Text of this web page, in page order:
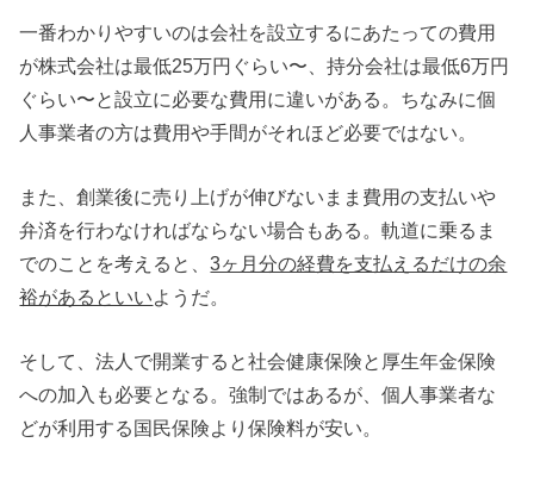
一番わかりやすいのは会社を設立するにあたっての費用
が株式会社は最低25万円ぐらい〜、持分会社は最低6万円
ぐらい〜と設立に必要な費用に違いがある。ちなみに個
人事業者の方は費用や手間がそれほど必要ではない。
また、創業後に売り上げが伸びないまま費用の支払いや
弁済を行わなければならない場合もある。軌道に乗るま
でのことを考えると、3ヶ月分の経費を支払えるだけの余
裕があるといいようだ。
そして、法人で開業すると社会健康保険と厚生年金保険
への加入も必要となる。強制ではあるが、個人事業者な
どが利用する国民保険より保険料が安い。